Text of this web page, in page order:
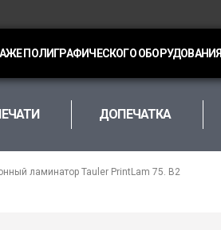
ПОЛИГРАФИЧЕСКОГО ОБОРУДОВАНИЯ
ДОПЕЧАТКА
ламинатор Tauler PrintLam 75. B2